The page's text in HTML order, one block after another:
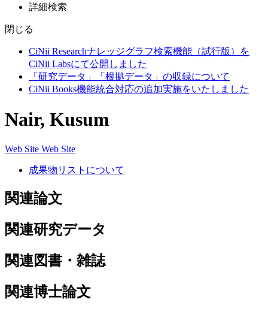
詳細検索
閉じる
CiNii Researchナレッジグラフ検索機能（試行版）を
CiNii Labsにて公開しました
「研究データ」「根拠データ」の収録について
CiNii Books機能統合対応の追加実施をいたしました
Nair, Kusum
Web Site Web Site
成果物リストについて
関連論文
関連研究データ
関連図書・雑誌
関連博士論文